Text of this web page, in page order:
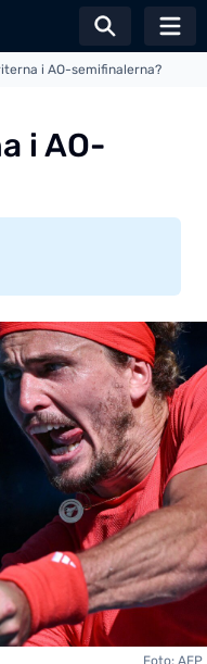
Växla
i AO-semifinalerna?
i AO-
Foto: AFP